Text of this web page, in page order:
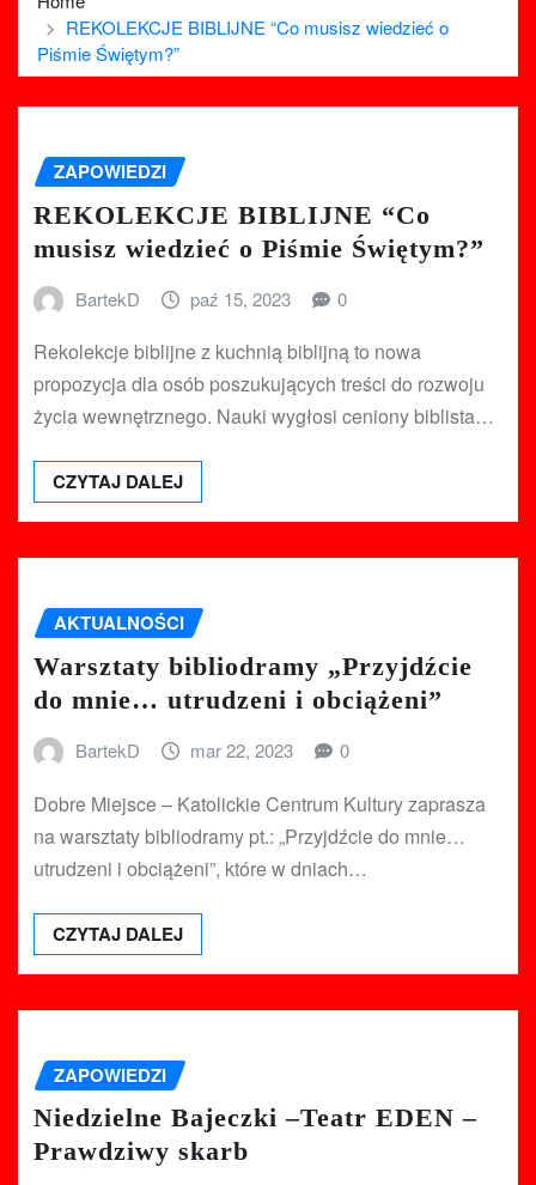
REKOLEKCJE BIBLIJNE “Co musisz wiedzieć o
Piśmie Świętym?”
ZAPOWIEDZI
REKOLEKCJE BIBLIJNE “Co
musisz wiedzieć o Piśmie Świętym?”
BartekD paź 15, 2023 0
Rekolekcje biblijne z kuchnią biblijną to nowa
propozycja dla osób poszukujących treści do rozwoju
życia wewnętrznego. Nauki wygłosi ceniony biblista…
CZYTAJ DALEJ
AKTUALNOŚCI
Warsztaty bibliodramy „Przyjdźcie
do mnie… utrudzeni i obciążeni”
BartekD mar 22, 2023 0
Dobre Miejsce – Katolickie Centrum Kultury zaprasza
na warsztaty bibliodramy pt.: „Przyjdźcie do mnie…
utrudzeni i obciążeni”, które w dniach…
CZYTAJ DALEJ
ZAPOWIEDZI
Niedzielne Bajeczki –Teatr EDEN –
Prawdziwy skarb